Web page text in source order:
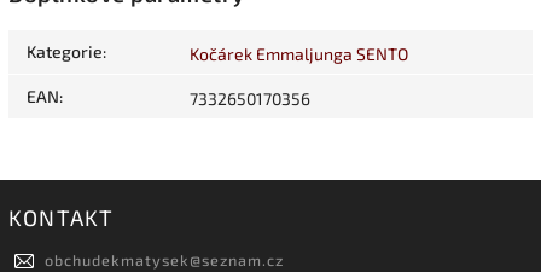
Kategorie: Kočárek Emmaljunga SENTO
EAN: 7332650170356
KONTAKT
obchudekmatysek@seznam.cz